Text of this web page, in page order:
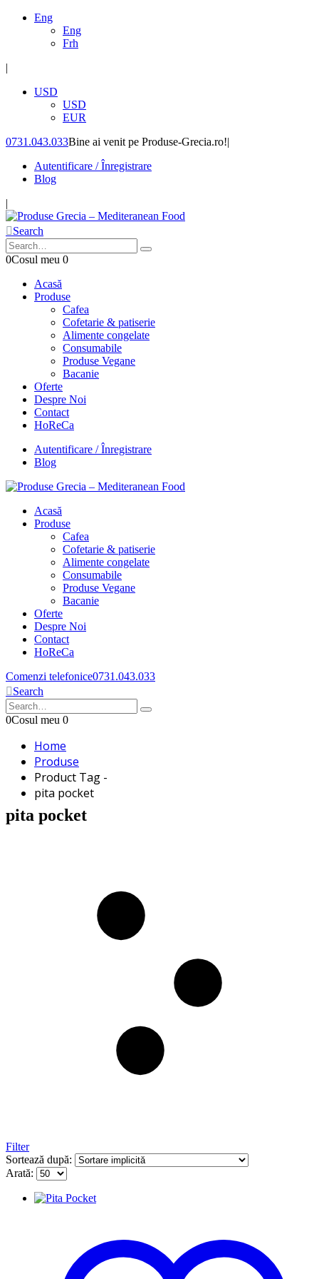
Eng
Eng
Frh
|
USD
USD
EUR
0731.043.033Bine ai venit pe Produse-Grecia.ro!|
Autentificare / Înregistrare
Blog
|
Search
0Cosul meu 0
Acasă
Produse
Cafea
Cofetarie & patiserie
Alimente congelate
Consumabile
Produse Vegane
Bacanie
Oferte
Despre Noi
Contact
HoReCa
Autentificare / Înregistrare
Blog
Acasă
Produse
Cafea
Cofetarie & patiserie
Alimente congelate
Consumabile
Produse Vegane
Bacanie
Oferte
Despre Noi
Contact
HoReCa
Comenzi telefonice0731.043.033
Search
0Cosul meu 0
Home
Produse
Product Tag -
pita pocket
pita pocket
Filter
Sortează după:
Arată: